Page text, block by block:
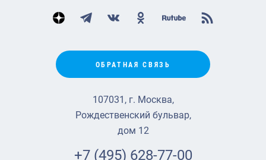
ОБРАТНАЯ СВЯЗЬ
107031, г. Москва,
Рождественский бульвар,
дом 12
+7 (495) 628-77-00